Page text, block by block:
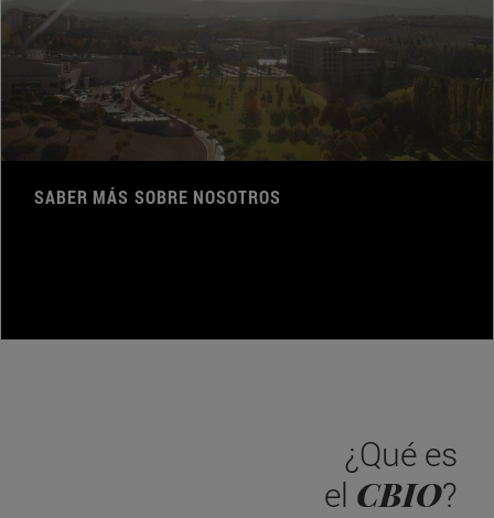
SABER MÁS SOBRE NOSOTROS
¿Qué es
el CBIO?